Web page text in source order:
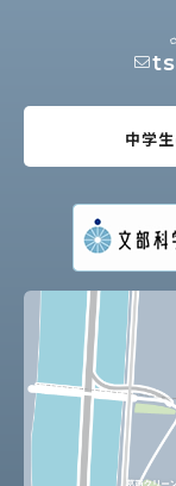
中学